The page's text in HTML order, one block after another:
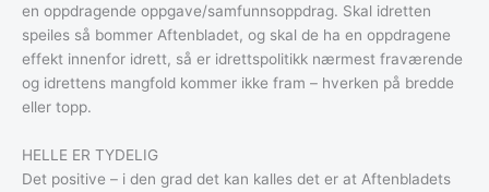
en oppdragende oppgave/samfunnsoppdrag. Skal idretten
speiles så bommer Aftenbladet, og skal de ha en oppdragene
effekt innenfor idrett, så er idrettspolitikk nærmest fraværende
og idrettens mangfold kommer ikke fram – hverken på bredde
eller topp.
HELLE ER TYDELIG
Det positive – i den grad det kan kalles det er at Aftenbladets